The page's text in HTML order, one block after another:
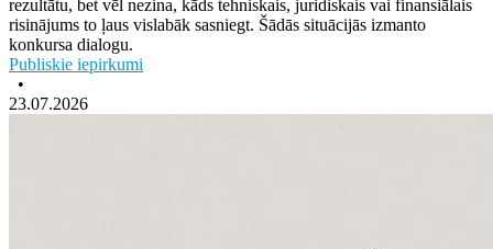
rezultātu, bet vēl nezina, kāds tehniskais, juridiskais vai finansiālais
risinājums to ļaus vislabāk sasniegt. Šādās situācijās izmanto
konkursa dialogu.
Publiskie iepirkumi
•
23.07.2026